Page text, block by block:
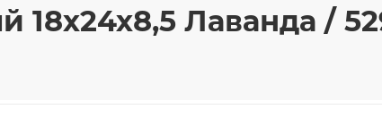
18х24х8,5 Лаванда /